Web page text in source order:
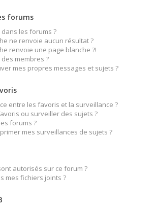
forums
les forums ?
ne renvoie aucun résultat ?
renvoie une page blanche ?!
membres ?
mes propres messages et sujets ?
entre les favoris et la surveillance ?
ou surveiller des sujets ?
forums ?
mes surveillances de sujets ?
autorisés sur ce forum ?
mes fichiers joints ?